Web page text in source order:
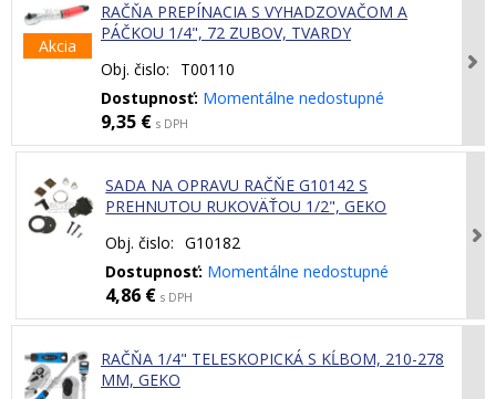
Akcia
RAČŇA PREPÍNACIA S VYHADZOVAČOM A
PÁČKOU 1/4", 72 ZUBOV, TVARDY
Obj. čislo:
T00110
Dostupnosť: Momentálne nedostupné
9,35 € s DPH
SADA NA OPRAVU RAČŇE G10142 S
PREHNUTOU RUKOVÄŤOU 1/2", GEKO
Obj. čislo: G10182
Dostupnosť: Momentálne nedostupné
4,86 € s DPH
RAČŇA 1/4" TELESKOPICKÁ S KĹBOM, 210-278
MM, GEKO